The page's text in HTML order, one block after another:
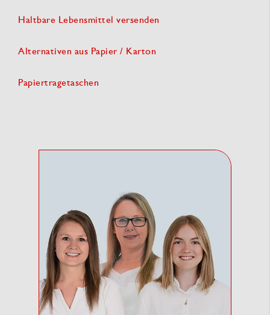
Haltbare Lebensmittel versenden
Alternativen aus Papier / Karton
Papiertragetaschen